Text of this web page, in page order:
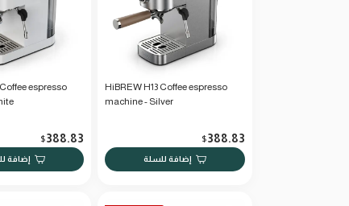
HiBREW H13 Coffee espresso
machine - Silver
388.83
$
إضافة للسلة
espresso
388.83
$
إضافة